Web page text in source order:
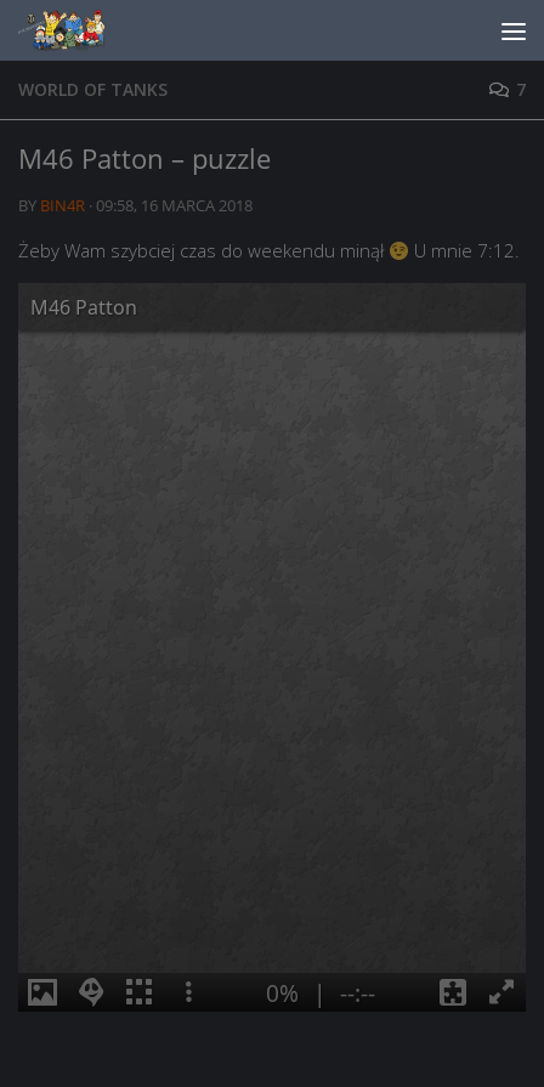
Skip to content
WORLD OF TANKS 7
M46 Patton – puzzle
BY BIN4R · 09:58, 16 MARCA 2018
Żeby Wam szybciej czas do weekendu minął U mnie 7:12.